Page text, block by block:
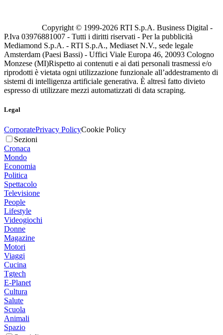
Copyright © 1999-2026 RTI S.p.A. Business Digital -
P.Iva 03976881007 - Tutti i diritti riservati - Per la pubblicità
Mediamond S.p.A. - RTI S.p.A., Mediaset N.V., sede legale
Amsterdam (Paesi Bassi) - Uffici Viale Europa 46, 20093 Cologno
Monzese (MI)Rispetto ai contenuti e ai dati personali trasmessi e/o
riprodotti è vietata ogni utilizzazione funzionale all’addestramento di
sistemi di intelligenza artificiale generativa. È altresì fatto divieto
espresso di utilizzare mezzi automatizzati di data scraping.
Legal
CorporatePrivacy PolicyCookie Policy
Sezioni
Cronaca
Mondo
Economia
Politica
Spettacolo
Televisione
People
Lifestyle
Videogiochi
Donne
Magazine
Motori
Viaggi
Cucina
Tgtech
E-Planet
Cultura
Salute
Scuola
Animali
Spazio